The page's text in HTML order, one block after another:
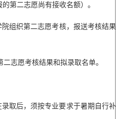
第二志愿尚有接收名额） 。
院组织第二志愿考核，报送考核结果
二志愿考核结果和拟录取名单。
取后，须按专业要求于暑期自行补